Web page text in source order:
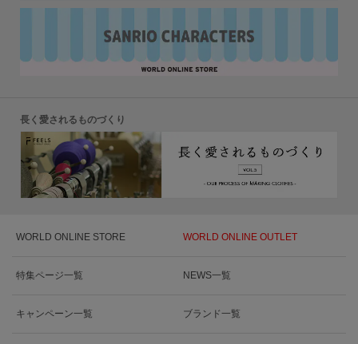
長く愛されるものづくり
WORLD ONLINE STORE WORLD ONLINE OUTLET
特集ページ一覧 NEWS一覧
キャンペーン一覧 ブランド一覧